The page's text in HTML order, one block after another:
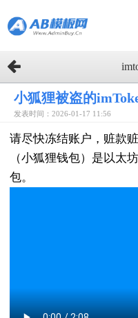
小狐狸被盗的
发表时间：2026-01-17 11:56
请尽快冻结账户，赃款
（小狐狸钱包）是以太
包。